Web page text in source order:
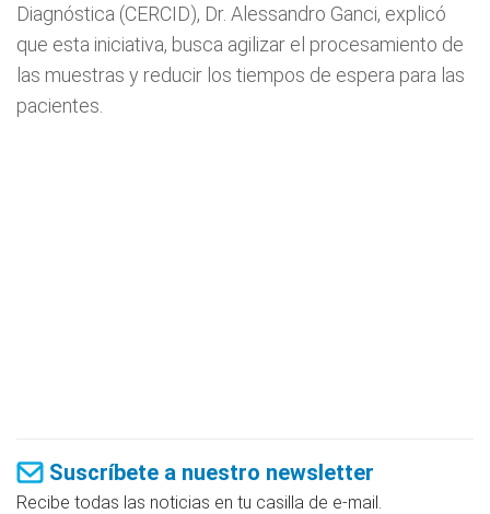
Diagnóstica (CERCID), Dr. Alessandro Ganci, explicó
que esta iniciativa, busca agilizar el procesamiento de
las muestras y reducir los tiempos de espera para las
pacientes.
Suscríbete a nuestro newsletter
Recibe todas las noticias en tu casilla de e-mail.